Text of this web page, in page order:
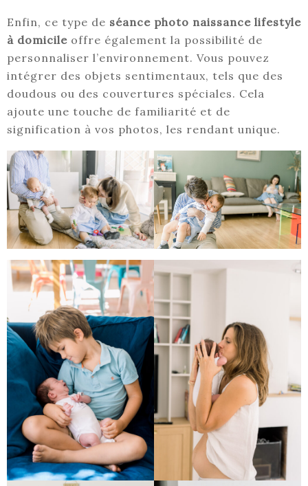
Enfin, ce type de séance photo naissance lifestyle
à domicile offre également la possibilité de
personnaliser l’environnement. Vous pouvez
intégrer des objets sentimentaux, tels que des
doudous ou des couvertures spéciales. Cela
ajoute une touche de familiarité et de
signification à vos photos, les rendant unique.